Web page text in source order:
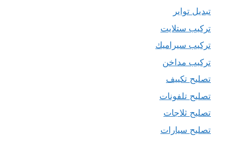
تبديل تواير
تركيب ستلايت
تركيب سيراميك
تركيب مداخن
تصليح تكييف
تصليح تلفونات
تصليح ثلاجات
تصليح سيارات